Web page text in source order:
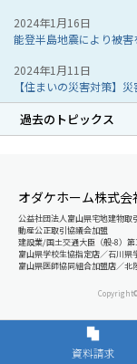
2024年1月16日
能登半島地震により被
2024年1月11日
【住まいの災害対策】
過去のトピックス
オダケホーム株式会
公益社団法人富山県宅地建物取
動産公正取引協議会加盟
建設業/国土交通大臣（般-8）
富山県学校生協指定店／石川県
富山県医師協同組合加盟店／北
Copyright©